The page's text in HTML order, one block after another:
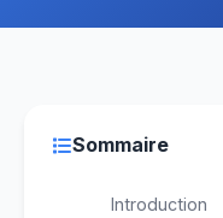
Sommaire
Introduction